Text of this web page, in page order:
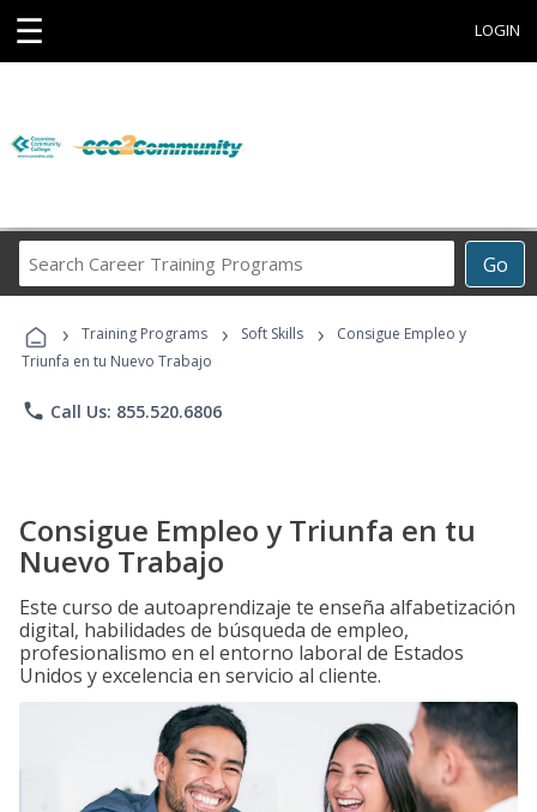
☰ LOGIN
Go
Career
Programs
› Training Programs › Soft Skills ›
Consigue Empleo y
Triunfa en tu Nuevo Trabajo
phone Call Us: 855.520.6806
Consigue Empleo y Triunfa en tu
Nuevo Trabajo
Este curso de autoaprendizaje te enseña alfabetización
digital, habilidades de búsqueda de empleo,
profesionalismo en el entorno laboral de Estados
Unidos y excelencia en servicio al cliente.